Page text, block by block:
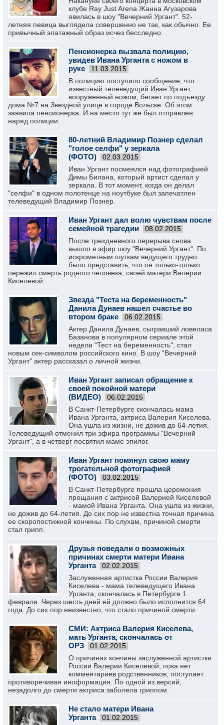
клубе Ray Just Arena Жанна Агузарова
явилась в шоу "Вечерний Ургант". 52-
летняя певица выглядела совершенно не так, как обычно. Ее
привычный эпатажный образ исчез бесследно.
Пенсионерка вызвала полицию,
увидев Ивана Урганта с ножом в
руке
11.03.2015
В полицию поступило сообщение, что
известный телеведущий Иван Ургант,
вооруженный ножом, бегает по подъезду
дома №7 на Звездной улице в городе Вольске. Об этом
заявила пенсионерка. И на место тут же был отправлен
наряд полиции.
80-летний Владимир Познер сделал
"голое селфи" у зеркала
(ФОТО)
02.03.2015
Иван Ургант посмеялся над фотографией
Димы Билана, который артист сделал у
зеркала. В тот момент, когда он делал
"селфи" в одном полотенце на ноутбуке был запечатлен
телеведущий Владимир Познер.
Иван Ургант дал волю чувствам после
семейной трагедии
08.02.2015
После трехдневного перерыва снова
вышло в эфир шоу "Вечерний Ургант". По
искрометным шуткам ведущего трудно
было представить, что он только-только
пережил смерть родного человека, своей матери Валерии
Киселевой.
Звезда "Теста на беременность"
Данила Дунаев нашел счастье во
втором браке
06.02.2015
Актер Данила Дунаев, сыгравший ловеласа
Базанова в популярном сериале этой
недели "Тест на беременность", стал
новым сек-символом российского кино. В шоу "Вечерний
Ургант" актер рассказал о личной жизни.
Иван Ургант записал обращение к
своей покойной матери
(ВИДЕО)
06.02.2015
В Санкт-Петербурге скончалась мама
Ивана Урганта, актриса Валерия Киселева.
Она ушла из жизни, не дожив до 64-летия.
Телеведущий отменил три эфира программы "Вечерний
Ургант", а в четверг посвятил маме эпилог.
Иван Ургант помянул свою маму
трогательной фотографией
(ФОТО)
03.02.2015
В Санкт-Петербурге прошла церемония
прощания с актрисой Валерией Киселевой
- мамой Ивана Урганта. Она ушла из жизни,
не дожив до 64-летия. До сих пор не известна точная причина
ее скоропостижной кончины. По слухам, причиной смерти
стал грипп.
Друзья поведали о возможных
причинах смерти матери Ивана
Урганта
02.02.2015
Заслуженная артистка России Валерия
Киселева - мама телеведущего Ивана
Урганта, скончалась в Петербурге 1
февраля. Через шесть дней ей должно было исполнится 64
года. До сих пор неизвестно, что стало причиной смерти.
СМИ: Актриса Валерия Киселева,
мать Урганта, скончалась от
ОРЗ
01.02.2015
О причинах кончины заслуженной артистки
России Валерии Киселевой, пока нет
комментариев родственников, поступает
противоречивая иноформация. По одной из версий,
незадолго до смерти актриса заболела гриппом.
Не стало матери Ивана
Урганта
01.02.2015